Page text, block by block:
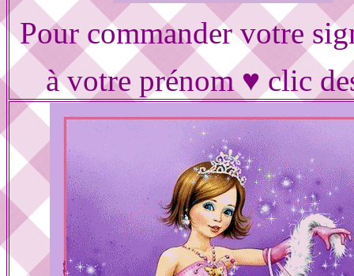
Pour commander votre
à votre prénom ♥ clic